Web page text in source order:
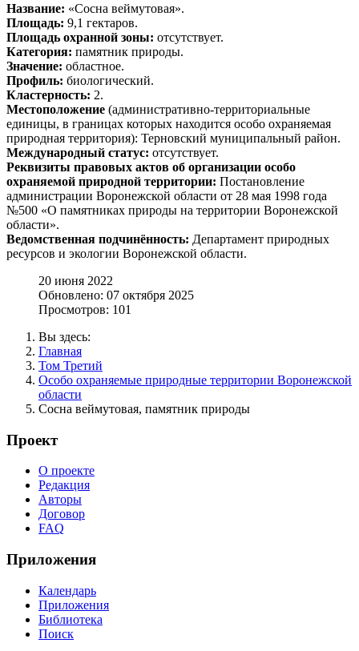
Название: «Сосна веймутовая».
Площадь: 9,1 гектаров.
Площадь охранной зоны: отсутствует.
Категория: памятник природы.
Значение: областное.
Профиль: биологический.
Кластерность: 2.
Местоположение (административно-территориальные
единицы, в границах которых находится особо охраняемая
природная территория): Терновский муниципальный район.
Международный статус: отсутствует.
Реквизиты правовых актов об организации особо
охраняемой природной территории: Постановление
администрации Воронежской области от 28 мая 1998 года
№500 «О памятниках природы на территории Воронежской
области».
Ведомственная подчинённость: Департамент природных
ресурсов и экологии Воронежской области.
20 июня 2022
Обновлено: 07 октября 2025
Просмотров: 101
Вы здесь:
Главная
Том Третий
Особо охраняемые природные территории Воронежской
области
Сосна веймутовая, памятник природы
Проект
О проекте
Редакция
Авторы
Договор
FAQ
Приложения
Календарь
Приложения
Библиотека
Поиск